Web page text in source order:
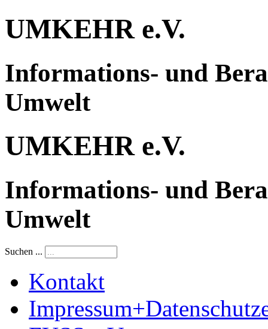
UMKEHR e.V.
Informations- und
Umwelt
UMKEHR e.V.
Informations- und
Umwelt
Suchen ...
Kontakt